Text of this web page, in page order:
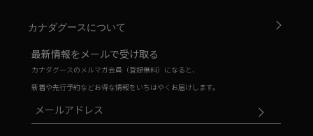
カナダグースについて
最新情報をメールで受け取る
カナダグースのメルマガ会員（登録無料）になると、
新着や先行予約などお得な情報をいちはやくお届けします。